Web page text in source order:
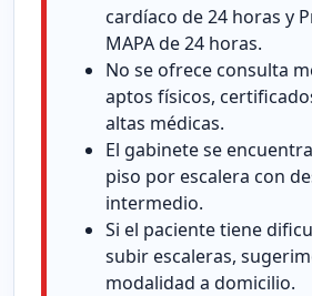
cardíaco de 24 horas y
MAPA de 24 horas.
No se ofrece consulta
aptos físicos,
altas médicas.
El gabinete se
piso por escalera con
intermedio.
Si el paciente tiene
subir escaleras,
modalidad a domicilio.